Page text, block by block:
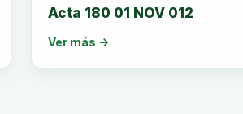
Acta 180 01 NOV 012
Ver más →